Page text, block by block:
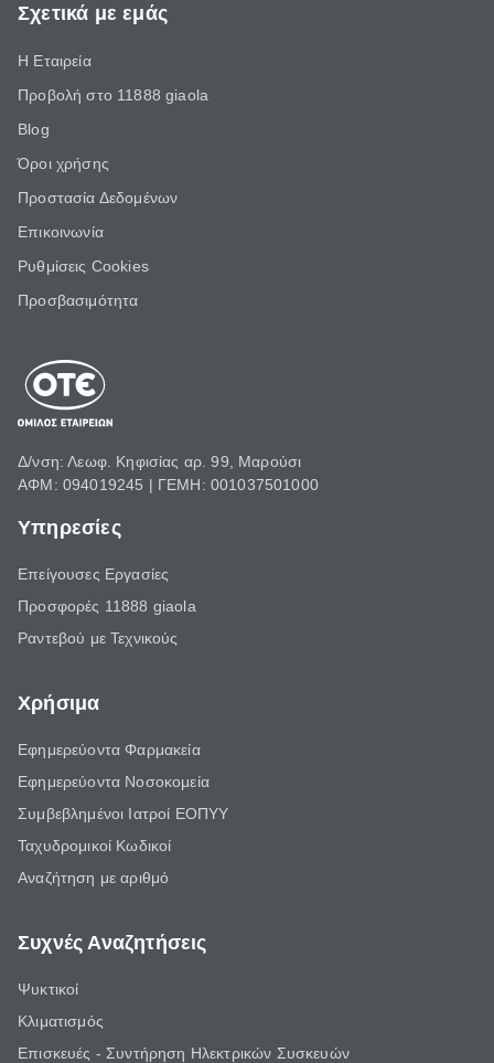
Σχετικά με εμάς
Η Εταιρεία
Προβολή στο 11888 giaola
Blog
Όροι χρήσης
Προστασία Δεδομένων
Επικοινωνία
Ρυθμίσεις Cookies
Προσβασιμότητα
Δ/νση: Λεωφ. Κηφισίας αρ. 99, Μαρούσι
ΑΦΜ: 094019245 | ΓΕΜΗ: 001037501000
Υπηρεσίες
Επείγουσες Εργασίες
Προσφορές 11888 giaola
Ραντεβού με Τεχνικούς
Χρήσιμα
Εφημερεύοντα Φαρμακεία
Εφημερεύοντα Νοσοκομεία
Συμβεβλημένοι Ιατροί ΕΟΠΥΥ
Ταχυδρομικοί Κωδικοί
Αναζήτηση με αριθμό
Συχνές Αναζητήσεις
Ψυκτικοί
Κλιματισμός
Επισκευές - Συντήρηση Ηλεκτρικών Συσκευών